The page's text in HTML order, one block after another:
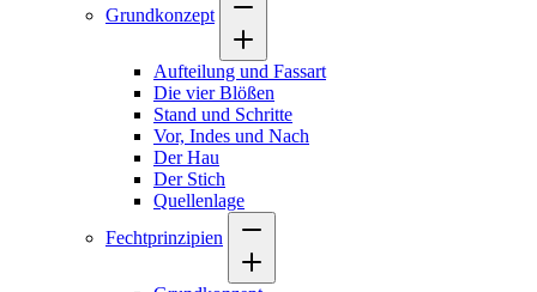
Grundkonzept
Aufteilung und Fassart
Die vier Blößen
Stand und Schritte
Vor, Indes und Nach
Der Hau
Der Stich
Quellenlage
Fechtprinzipien